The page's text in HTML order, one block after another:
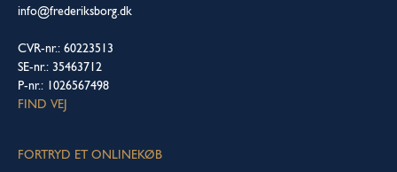
info@frederiksborg.dk
CVR-nr.: 60223513
SE-nr.: 35463712
P-nr.: 1026567498
FIND VEJ
FORTRYD ET ONLINEKØB